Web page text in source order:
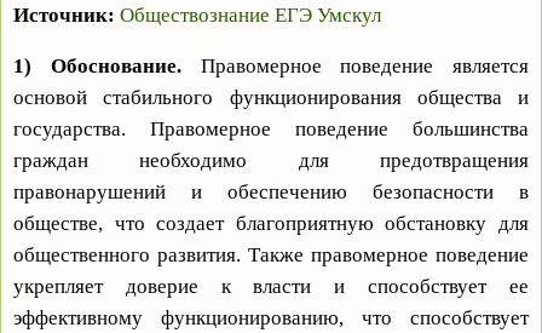
Источник: Обществознание ЕГЭ Умскул
1) Обоснование.Правомерное поведение является
основой стабильного функционирования общества и
государства. Правомерное поведение большинства
граждан необходимо для предотвращения
правонарушений и обеспечению безопасности в
обществе, что создает благоприятную обстановку для
общественного развития. Также правомерное поведение
укрепляет доверие к власти и способствует ее
эффективному функционированию, что способствует